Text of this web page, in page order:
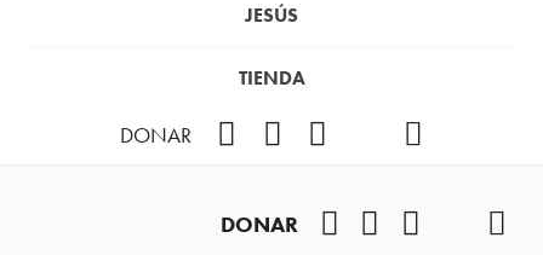
JESÚS
TIENDA
DONAR
DONAR